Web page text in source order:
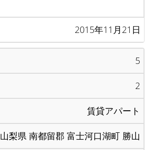
2015年11月21日
5
2
賃貸アパート
山梨県 南都留郡 富士河口湖町 勝山